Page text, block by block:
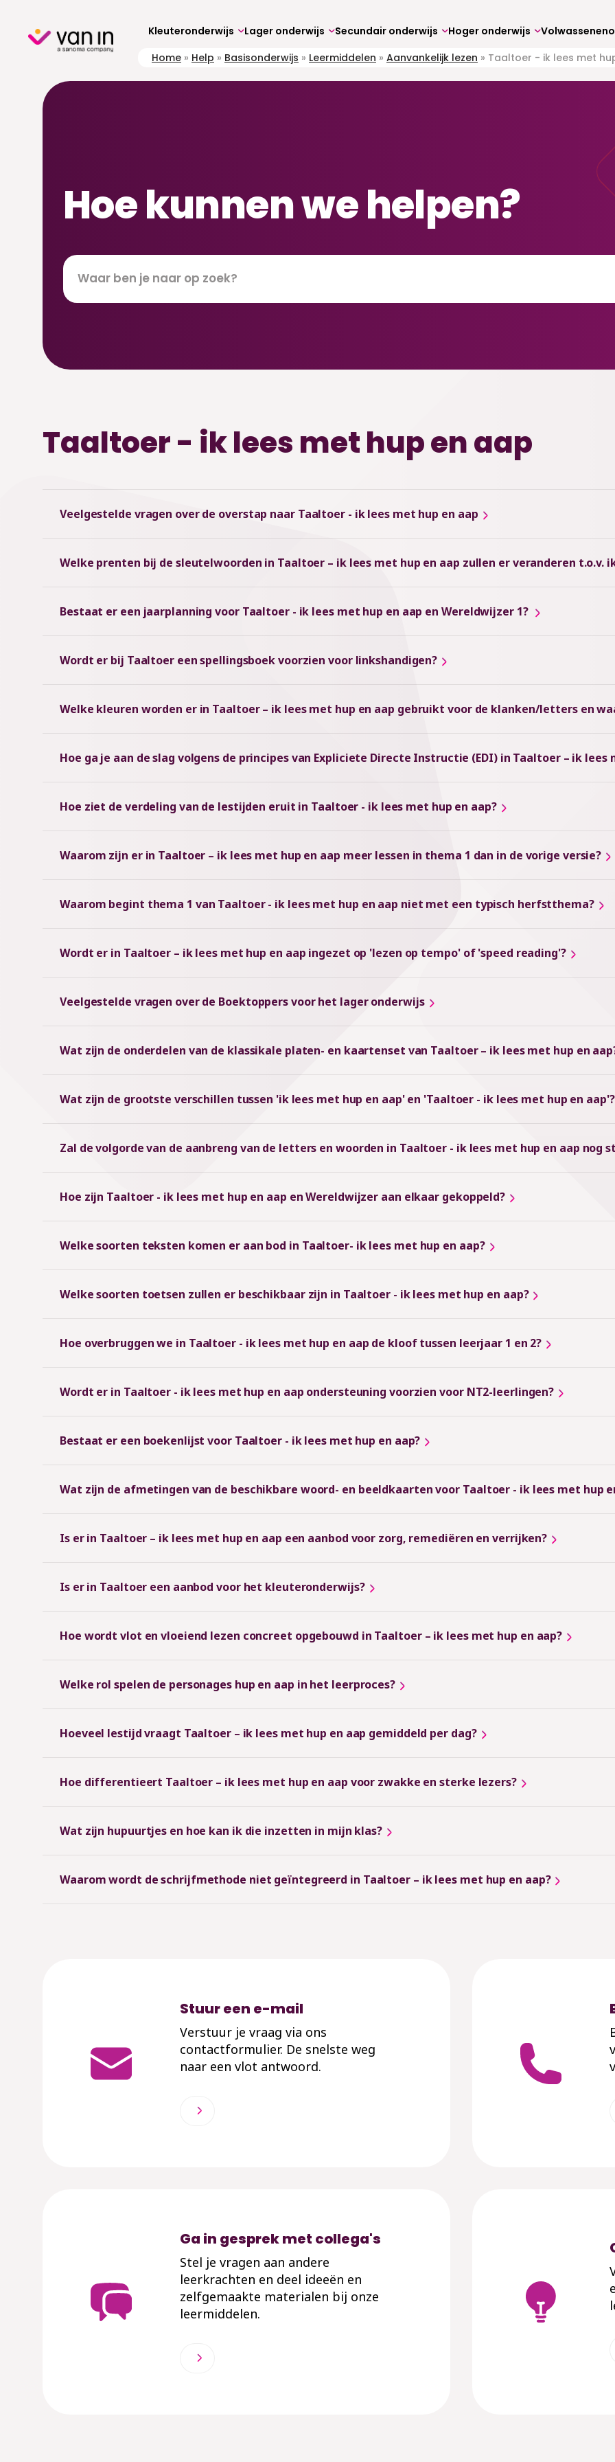
content Kleuteronderwijs Lager onderwijs Secundair onderwijs Hoger onderwijs
Home » Help » Basisonderwijs » Leermiddelen » Aanvankelijk lezen » Taaltoer - ik lees met
Hoe kunnen we helpen?
Zoeken
Taaltoer - ik lees met hup en aap
Veelgestelde vragen over de overstap naar Taaltoer - ik lees met hup en aap
Welke prenten bij de sleutelwoorden in Taaltoer – ik lees met hup en aap zullen er veranderen t.o.v.
Bestaat er een jaarplanning voor Taaltoer - ik lees met hup en aap en Wereldwijzer 1?
Wordt er bij Taaltoer een spellingsboek voorzien voor linkshandigen?
Welke kleuren worden er in Taaltoer – ik lees met hup en aap gebruikt voor de klanken/letters en
Hoe ga je aan de slag volgens de principes van Expliciete Directe Instructie (EDI) in Taaltoer – ik lees
Hoe ziet de verdeling van de lestijden eruit in Taaltoer - ik lees met hup en aap?
Waarom zijn er in Taaltoer – ik lees met hup en aap meer lessen in thema 1 dan in de vorige versie?
Waarom begint thema 1 van Taaltoer - ik lees met hup en aap niet met een typisch herfstthema?
Wordt er in Taaltoer – ik lees met hup en aap ingezet op 'lezen op tempo' of 'speed reading'?
Veelgestelde vragen over de Boektoppers voor het lager onderwijs
Wat zijn de onderdelen van de klassikale platen- en kaartenset van Taaltoer – ik lees met hup en
Wat zijn de grootste verschillen tussen 'ik lees met hup en aap' en 'Taaltoer - ik lees met hup en aap'?
Zal de volgorde van de aanbreng van de letters en woorden in Taaltoer - ik lees met hup en aap nog
Hoe zijn Taaltoer - ik lees met hup en aap en Wereldwijzer aan elkaar gekoppeld?
Welke soorten teksten komen er aan bod in Taaltoer- ik lees met hup en aap?
Welke soorten toetsen zullen er beschikbaar zijn in Taaltoer - ik lees met hup en aap?
Hoe overbruggen we in Taaltoer - ik lees met hup en aap de kloof tussen leerjaar 1 en 2?
Wordt er in Taaltoer - ik lees met hup en aap ondersteuning voorzien voor NT2-leerlingen?
Bestaat er een boekenlijst voor Taaltoer - ik lees met hup en aap?
Wat zijn de afmetingen van de beschikbare woord- en beeldkaarten voor Taaltoer - ik lees met hup
Is er in Taaltoer – ik lees met hup en aap een aanbod voor zorg, remediëren en verrijken?
Is er in Taaltoer een aanbod voor het kleuteronderwijs?
Hoe wordt vlot en vloeiend lezen concreet opgebouwd in Taaltoer – ik lees met hup en aap?
Welke rol spelen de personages hup en aap in het leerproces?
Hoeveel lestijd vraagt Taaltoer – ik lees met hup en aap gemiddeld per dag?
Hoe differentieert Taaltoer – ik lees met hup en aap voor zwakke en sterke lezers?
Wat zijn hupuurtjes en hoe kan ik die inzetten in mijn klas?
Waarom wordt de schrijfmethode niet geïntegreerd in Taaltoer – ik lees met hup en aap?
Stuur een e-mail
Verstuur je vraag via ons
contactformulier. De snelste weg
naar een vlot antwoord.
Ga in gesprek met collega's
Stel je vragen aan andere
leerkrachten en deel ideeën en
zelfgemaakte materialen bij onze
leermiddelen.